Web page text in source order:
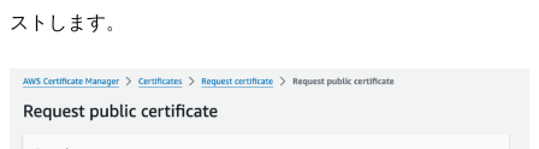
ストします。